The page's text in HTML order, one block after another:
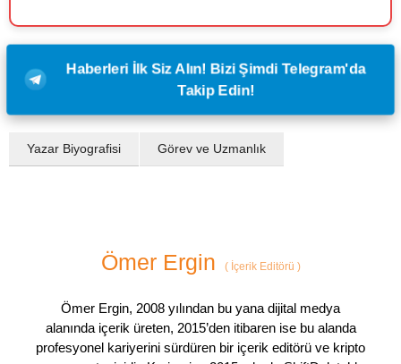
Haberleri İlk Siz Alın! Bizi Şimdi Telegram'da
Takip Edin!
Yazar Biyografisi Görev ve Uzmanlık
Ömer Ergin (İçerik Editörü )
Ömer Ergin, 2008 yılından bu yana dijital medya
alanında içerik üreten, 2015’den itibaren ise bu alanda
profesyonel kariyerini sürdüren bir içerik editörü ve kripto